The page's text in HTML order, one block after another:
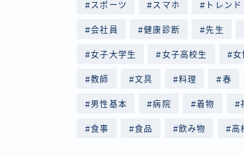
スポーツ スマホ トレンド
会社員 健康診断 先生
女子大学生 女子高校生 女
教師 文具 料理 春
男性基本 病院 着物
食事 食品 飲み物 高